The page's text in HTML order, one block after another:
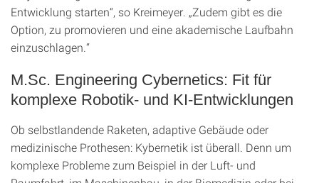
Entwicklung starten“, so Kreimeyer. „Zudem gibt es die
Option, zu promovieren und eine akademische Laufbahn
einzuschlagen.“
M.Sc. Engineering Cybernetics: Fit für
komplexe Robotik- und KI-Entwicklungen
Ob selbstlandende Raketen, adaptive Gebäude oder
medizinische Prothesen: Kybernetik ist überall. Denn um
komplexe Probleme zum Beispiel in der Luft- und